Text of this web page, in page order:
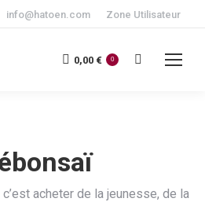
info@hatoen.com Zone Utilisateur
0,00 € 0
Recherche
c’est acheter de la jeunesse, de la